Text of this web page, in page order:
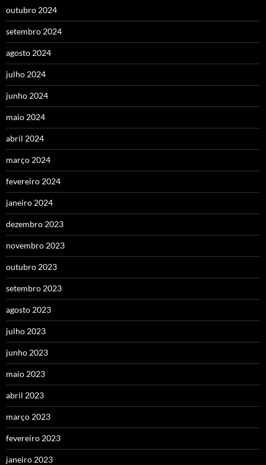
outubro 2024
setembro 2024
agosto 2024
julho 2024
junho 2024
maio 2024
abril 2024
março 2024
fevereiro 2024
janeiro 2024
dezembro 2023
novembro 2023
outubro 2023
setembro 2023
agosto 2023
julho 2023
junho 2023
maio 2023
abril 2023
março 2023
fevereiro 2023
janeiro 2023